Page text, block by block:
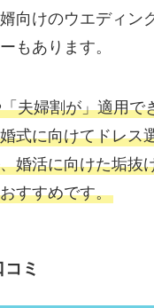
向けのウエディン
もあります。
夫婦割が」適用で
式に向けてドレス
婚活に向けた垢抜
すすめです。
ミ